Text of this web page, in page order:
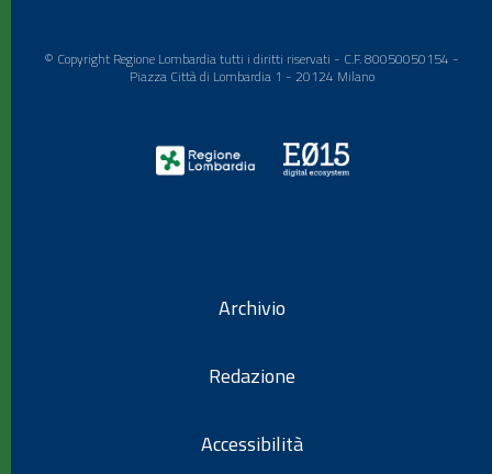
© Copyright Regione Lombardia tutti i diritti riservati - C.F. 80050050154 -
Piazza Città di Lombardia 1 - 20124 Milano
Archivio
Redazione
Accessibilità